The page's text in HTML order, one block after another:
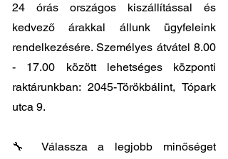
24 órás országos kiszállítással és
kedvező árakkal állunk ügyfeleink
rendelkezésére. Személyes átvátel 8.00
- 17.00 között lehetséges központi
raktárunkban: 2045-Törökbálint, Tópark
utca 9.
🔧 Válassza a legjobb minőséget